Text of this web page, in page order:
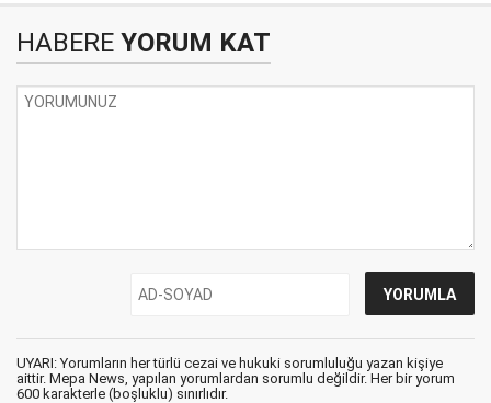
HABERE YORUM KAT
UYARI: Yorumların her türlü cezai ve hukuki sorumluluğu yazan kişiye
aittir. Mepa News, yapılan yorumlardan sorumlu değildir. Her bir yorum
600 karakterle (boşluklu) sınırlıdır.